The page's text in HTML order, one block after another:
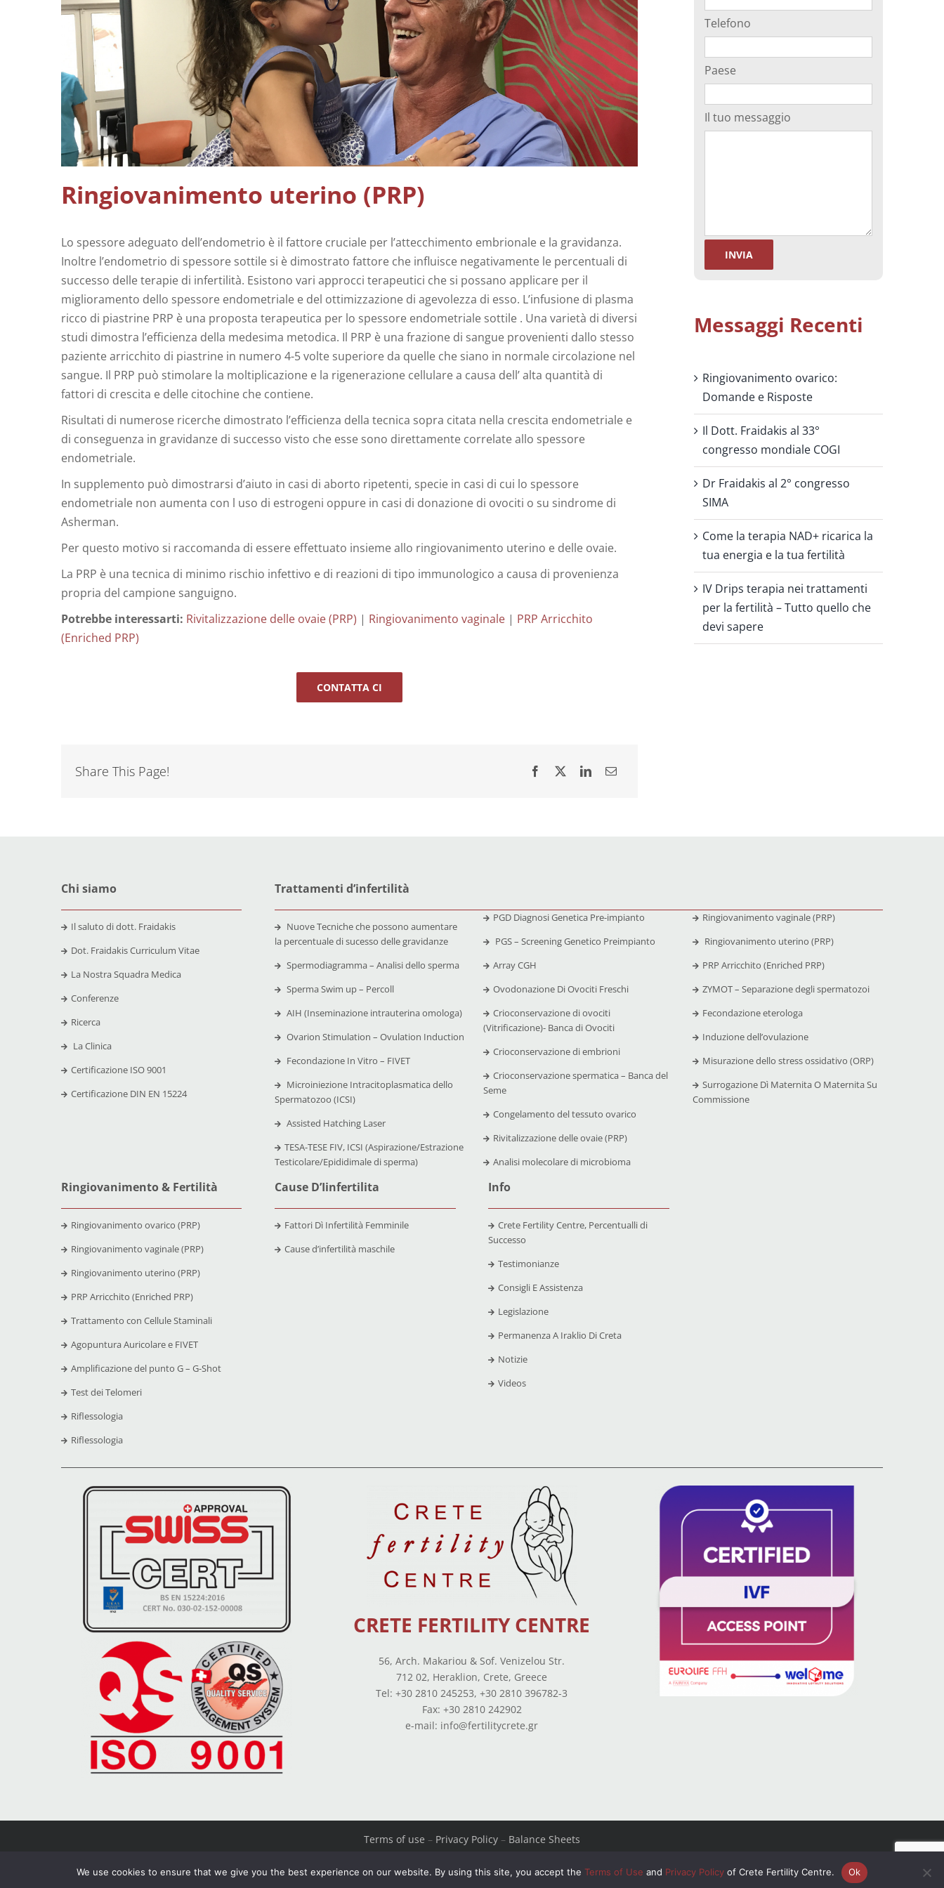
Ringiovanimento uterino (PRP)
Lo spessore adeguato dell’endometrio è il fattore cruciale per l’attecchimento embrionale e la gravidanza.
Inoltre l’endometrio di spessore sottile si è dimostrato fattore che influisce negativamente le percentuali di
successo delle terapie di infertilità. Esistono vari approcci terapeutici che si possano applicare per il
miglioramento dello spessore endometriale e del ottimizzazione di agevolezza di esso. L’infusione di plasma
ricco di piastrine PRP è una proposta terapeutica per lo spessore endometriale sottile . Una varietà di diversi
studi dimostra l’efficienza della medesima metodica. Il PRP è una frazione di sangue provenienti dallo stesso
paziente arricchito di piastrine in numero 4-5 volte superiore da quelle che siano in normale circolazione nel
sangue. Il PRP può stimolare la moltiplicazione e la rigenerazione cellulare a causa dell’ alta quantità di
fattori di crescita e delle citochine che contiene.
Risultati di numerose ricerche dimostrato l’efficienza della tecnica sopra citata nella crescita endometriale e
di conseguenza in gravidanze di successo visto che esse sono direttamente correlate allo spessore
endometriale.
In supplemento può dimostrarsi d’aiuto in casi di aborto ripetenti, specie in casi di cui lo spessore
endometriale non aumenta con l uso di estrogeni oppure in casi di donazione di ovociti o su sindrome di
Asherman.
Per questo motivo si raccomanda di essere effettuato insieme allo ringiovanimento uterino e delle ovaie.
La PRP è una tecnica di minimo rischio infettivo e di reazioni di tipo immunologico a causa di provenienza
propria del campione sanguigno.
Potrebbe interessarti: Rivitalizzazione delle ovaie (PRP) | Ringiovanimento vaginale| PRP Arricchito
(Enriched PRP)
CONTATTA CI
Share This Page!
Telefono
Paese
Il tuo messaggio
Messaggi Recenti
Ringiovanimento ovarico:
Domande e Risposte
Il Dott. Fraidakis al 33°
congresso mondiale COGI
Dr Fraidakis al 2° congresso
SIMA
Come la terapia NAD+ ricarica la
tua energia e la tua fertilità
IV Drips terapia nei trattamenti
per la fertilità – Tutto quello che
devi sapere
Chi siamo
Il saluto di dott. Fraidakis
Dot. Fraidakis Curriculum Vitae
La Nostra Squadra Medica
Conferenze
Ricerca
La Clinica
Certificazione ISO 9001
Certificazione DIN EN 15224
Trattamenti d’infertilità
Nuove Tecniche che possono aumentare
la percentuale di sucesso delle gravidanze
Spermodiagramma – Analisi dello sperma
Sperma Swim up – Percoll
AIH (Inseminazione intrauterina omologa)
Ovarion Stimulation – Ovulation Induction
Fecondazione In Vitro – FIVET
Microiniezione Intracitoplasmatica dello
Spermatozoo (ICSI)
Assisted Hatching Laser
TESA-TESE FIV, ICSI (Aspirazione/Estrazione
Testicolare/Epididimale di sperma)
PGD Diagnosi Genetica Pre-impianto
PGS – Screening Genetico Preimpianto
Array CGH
Ovodonazione Di Ovociti Freschi
Crioconservazione di ovociti
(Vitrificazione)- Banca di Ovociti
Crioconservazione di embrioni
Crioconservazione spermatica – Banca del
Seme
Congelamento del tessuto ovarico
Rivitalizzazione delle ovaie (PRP)
Analisi molecolare di microbioma
Ringiovanimento vaginale (PRP)
Ringiovanimento uterino (PRP)
PRP Arricchito (Enriched PRP)
ZYMOT – Separazione degli spermatozoi
Fecondazione eterologa
Induzione dell’ovulazione
Misurazione dello stress ossidativo (ORP)
Surrogazione Dì Maternita O Maternita Su
Commissione
Ringiovanimento & Fertilità
Ringiovanimento ovarico (PRP)
Ringiovanimento vaginale (PRP)
Ringiovanimento uterino (PRP)
PRP Arricchito (Enriched PRP)
Trattamento con Cellule Staminali
Agopuntura Auricolare e FIVET
Amplificazione del punto G – G-Shot
Test dei Telomeri
Riflessologia
Riflessologia
Cause D’Iinfertilita
Fattori Dì Infertilità Femminile
Cause d’infertilità maschile
Info
Crete Fertility Centre, Percentualli di
Successo
Testimonianze
Consigli E Assistenza
Legislazione
Permanenza A Iraklio Di Creta
Notizie
Videos
CRETE FERTILITY CENTRE
56, Arch. Makariou & Sof. Venizelou Str.
712 02, Heraklion, Crete, Greece
Tel: +30 2810 245253, +30 2810 396782-3
Fax: +30 2810 242902
e-mail: info@fertilitycrete.gr
Terms of use – Privacy Policy– Balance Sheets
We use cookies to ensure that we give you the best experience on our website. By using this site, you accept the Terms of Use and Privacy Policyof Crete Fertility Centre. Ok